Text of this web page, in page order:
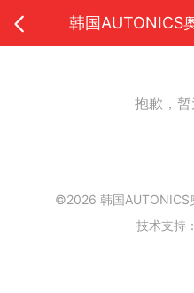
韩国AUTONICS
抱歉，
©2026 韩国AUTONICS
技术支持：